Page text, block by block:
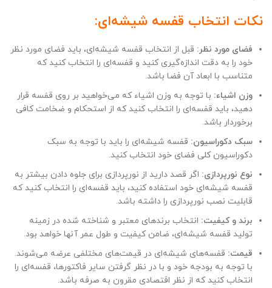
نکات انتخاب قفسه شیشه‌ای:
فضای مورد نظر: قبل از انتخاب قفسه شیشه‌ای، باید فضای مورد نظر
خود را به دقت اندازه‌گیری کنید و قفسه‌ای را انتخاب کنید که
متناسب با ابعاد آن فضا باشد.
وزن اشیاء: با توجه به وزن اشیاء که می‌خواهید بر روی قفسه قرار
دهید، باید قفسه‌ای را انتخاب کنید که از استحکام و ضخامت کافی
برخوردار باشد.
سبک دکوراسیون: قفسه شیشه‌ای را باید با توجه به سبک
دکوراسیون کلی فضای خود انتخاب کنید.
نوع نورپردازی: اگر قصد دارید از نورپردازی برای جلوه دادن بیشتر به
قفسه شیشه‌ای خود استفاده کنید، باید قفسه‌ای را انتخاب کنید که
قابلیت نصب نورپردازی را داشته باشد.
برند و کیفیت: انتخاب برندهای معتبر و شناخته شده در زمینه
تولید قفسه شیشه‌ای، ضامن کیفیت و طول عمر آنها خواهد بود.
قیمت: قفسه‌های شیشه‌ای در قیمت‌های مختلفی عرضه می‌شوند.
با توجه به بودجه خود و با در نظر گرفتن سایر فاکتورها، قفسه‌ای را
انتخاب کنید که از نظر اقتصادی مقرون به صرفه باشد.